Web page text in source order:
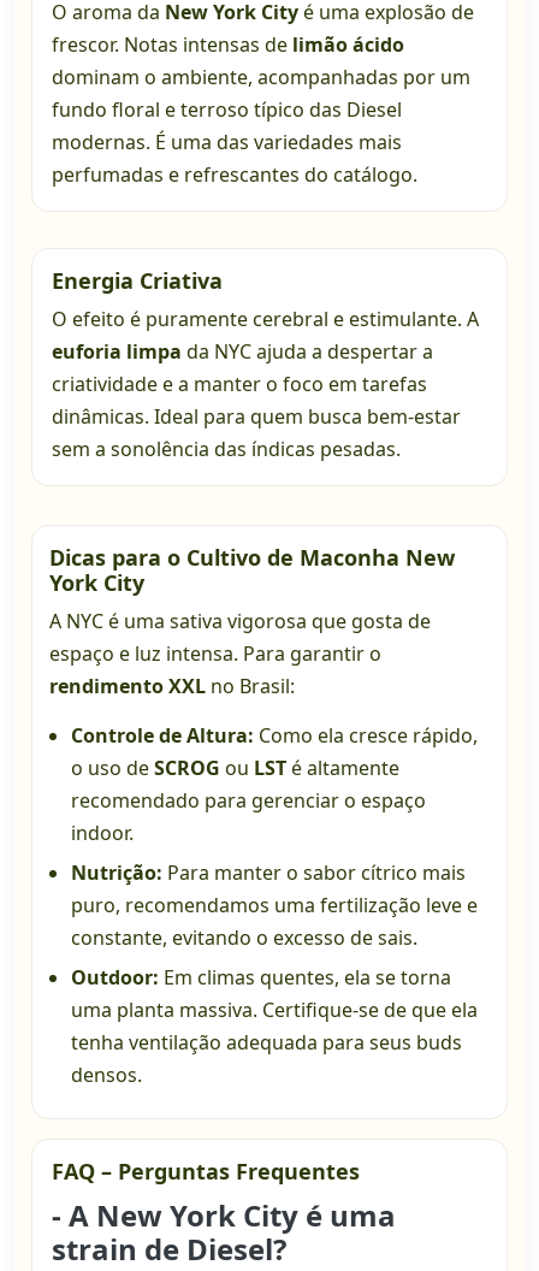
O aroma da New York Cityé uma explosão de
frescor. Notas intensas de limão ácido
dominam o ambiente, acompanhadas por um
fundo floral e terroso típico das Diesel
modernas. É uma das variedades mais
perfumadas e refrescantes do catálogo.
Energia Criativa
O efeito é puramente cerebral e estimulante. A
euforia limpa da NYC ajuda a despertar a
criatividade e a manter o foco em tarefas
dinâmicas. Ideal para quem busca bem-estar
sem a sonolência das índicas pesadas.
Dicas para o Cultivo de Maconha New
York City
A NYC é uma sativa vigorosa que gosta de
espaço e luz intensa. Para garantir o
rendimento XXL no Brasil:
Controle de Altura: Como ela cresce rápido,
o uso deSCROG ou LSTé altamente
recomendado para gerenciar o espaço
indoor.
Nutrição: Para manter o sabor cítrico mais
puro, recomendamos uma fertilização leve e
constante, evitando o excesso de sais.
Outdoor: Em climas quentes, ela se torna
uma planta massiva. Certifique-se de que ela
tenha ventilação adequada para seus buds
densos.
FAQ – Perguntas Frequentes
- A New York City é uma
strain de Diesel?